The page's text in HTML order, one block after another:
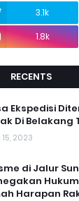
3.1k
1.8k
RECENTS
Ekspedisi
Di Belakang
2023
di Jalur
Harapan